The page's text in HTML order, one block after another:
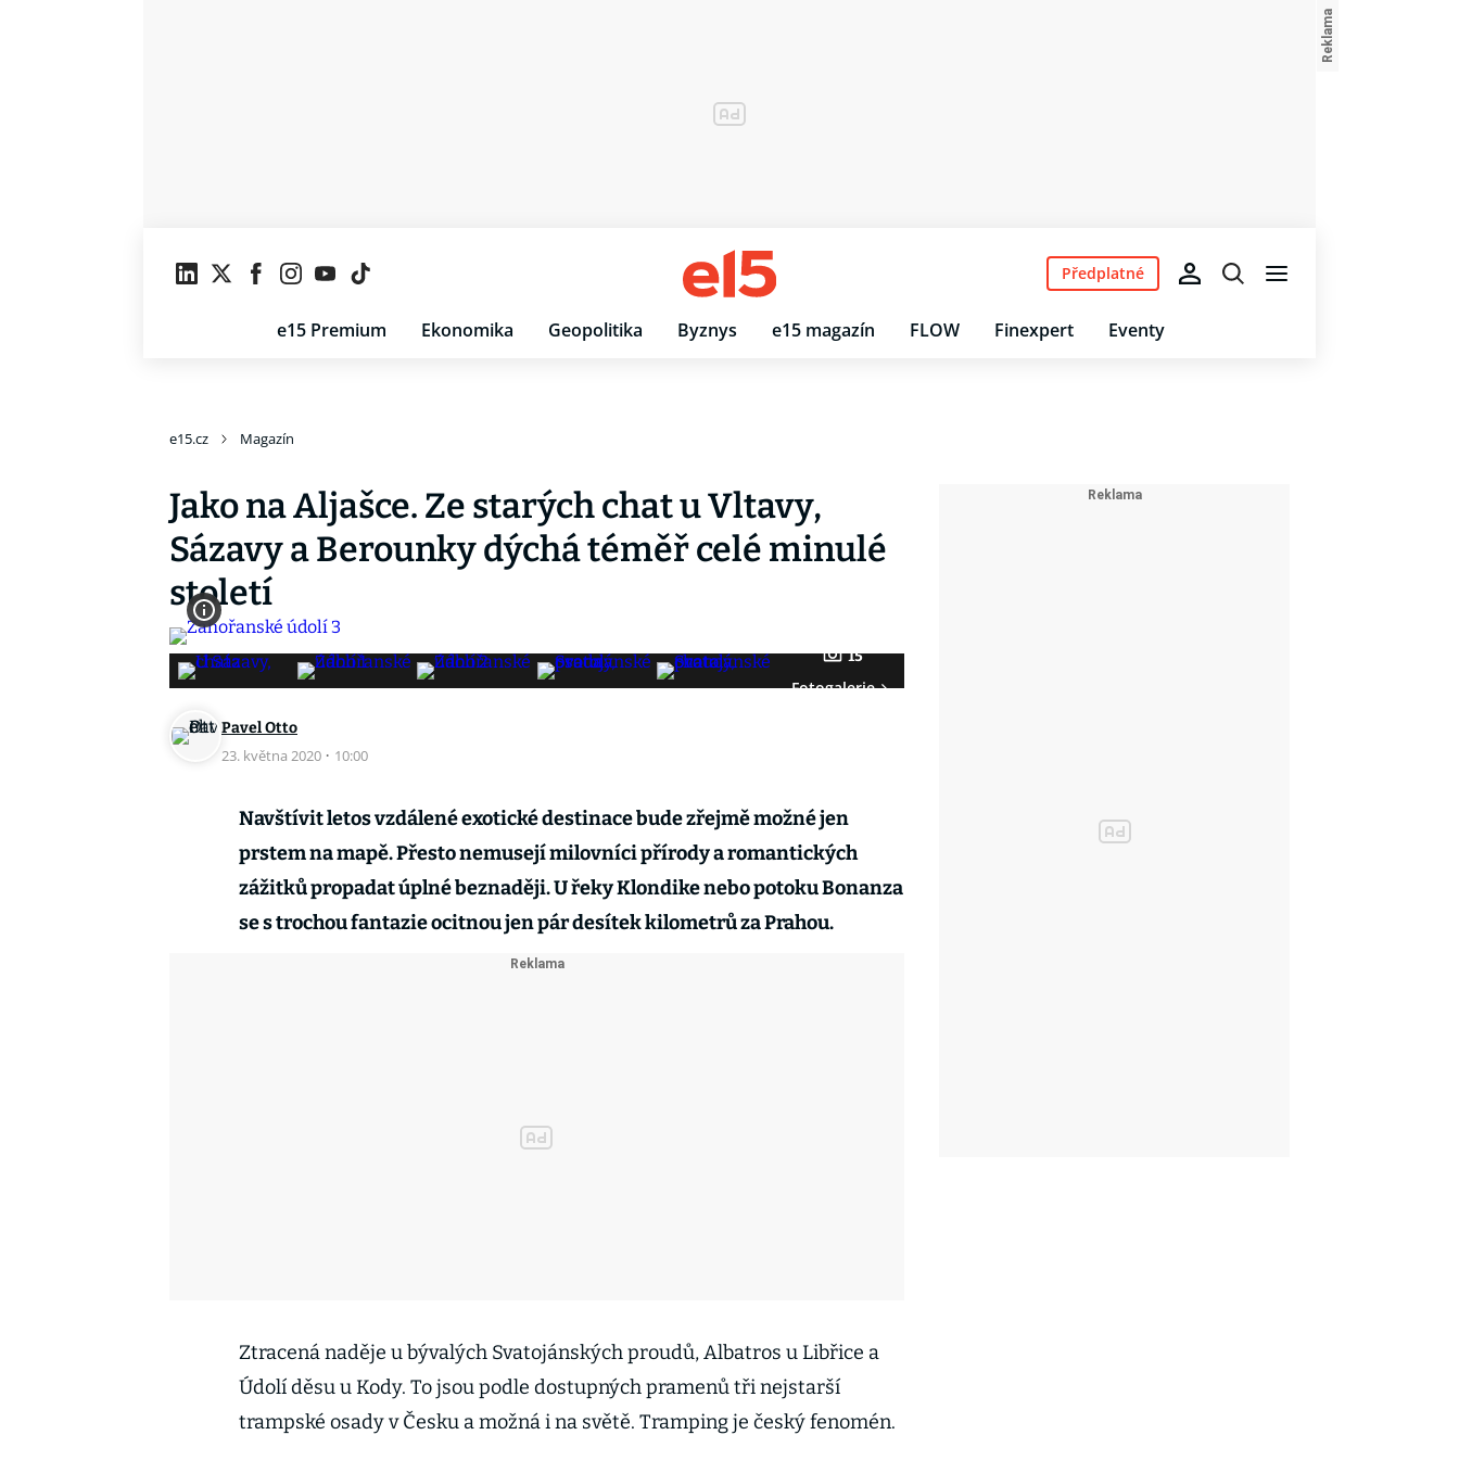
e15 Premium Ekonomika Geopolitika Byznys e15 magazín FLOW Finexpert Eventy
Předplatné
e15.cz Magazín
Jako na Aljašce. Ze starých chat u Vltavy,
Sázavy a Berounky dýchá téměř celé minulé
století
15
Fotogalerie
Pavel Otto
23. května 2020 · 10:00
Navštívit letos vzdálené exotické destinace bude zřejmě možné jen
prstem na mapě. Přesto nemusejí milovníci přírody a romantických
zážitků propadat úplné beznaději. U řeky Klondike nebo potoku Bonanza
se s trochou fantazie ocitnou jen pár desítek kilometrů za Prahou.
Ztracená naděje u bývalých Svatojánských proudů, Albatros u Libřice a
Údolí děsu u Kody. To jsou podle dostupných pramenů tři nejstarší
trampské osady v Česku a možná i na světě. Tramping je český fenomén.